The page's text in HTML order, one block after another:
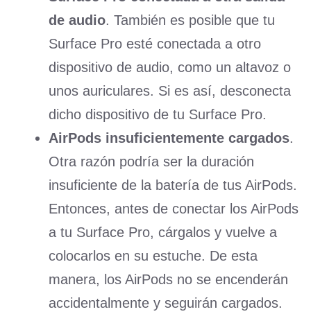
de audio. También es posible que tu
Surface Pro esté conectada a otro
dispositivo de audio, como un altavoz o
unos auriculares. Si es así, desconecta
dicho dispositivo de tu Surface Pro.
AirPods insuficientemente cargados.
Otra razón podría ser la duración
insuficiente de la batería de tus AirPods.
Entonces, antes de conectar los AirPods
a tu Surface Pro, cárgalos y vuelve a
colocarlos en su estuche. De esta
manera, los AirPods no se encenderán
accidentalmente y seguirán cargados.